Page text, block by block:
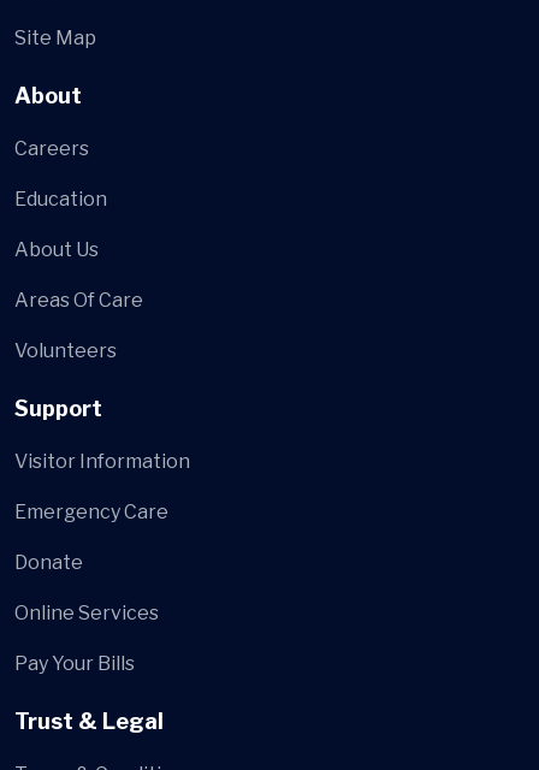
Site Map
About
Careers
Education
About Us
Areas Of Care
Volunteers
Support
Visitor Information
Emergency Care
Donate
Online Services
Pay Your Bills
Trust & Legal